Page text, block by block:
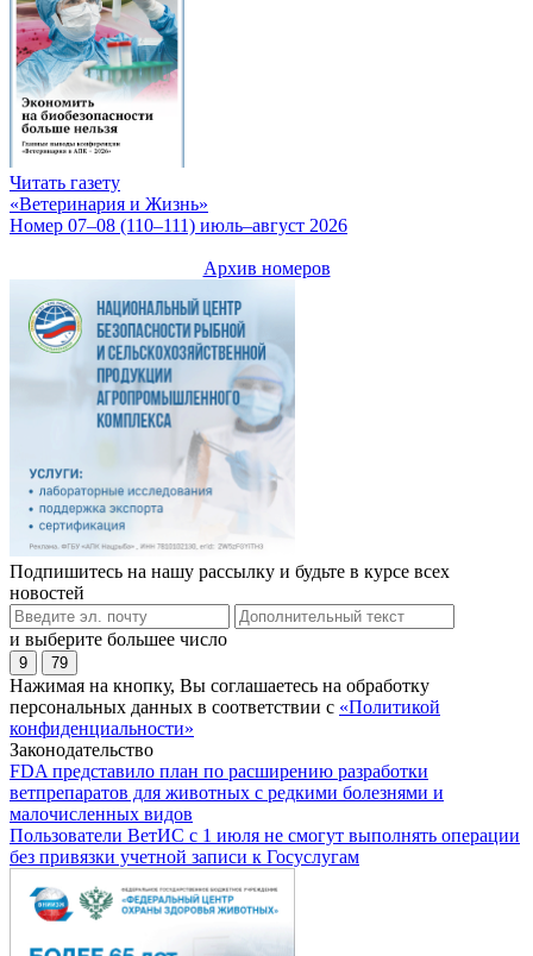
Читать газету
«Ветеринария и Жизнь»
Номер 07–08 (110–111) июль–август 2026
Архив номеров
Подпишитесь на нашу рассылку и будьте в курсе всех
новостей
и выберите большее число
9 79
Нажимая на кнопку, Вы соглашаетесь на обработку
персональных данных в соответствии с «Политикой
конфиденциальности»
Законодательство
FDA представило план по расширению разработки
ветпрепаратов для животных с редкими болезнями и
малочисленных видов
Пользователи ВетИС с 1 июля не смогут выполнять операции
без привязки учетной записи к Госуслугам